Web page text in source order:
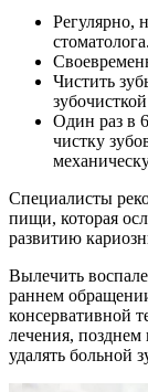
Регулярно,
стоматолога.
Чистить
Один раз в
чистку
Специалисты
пищи, которая
развитию
Вылечить
раннем
консервативной
лечения,
удалять больной